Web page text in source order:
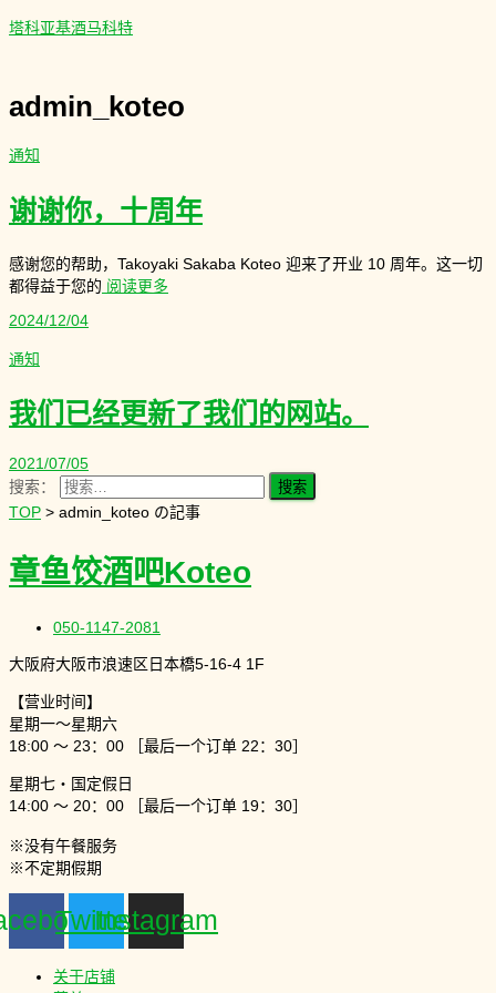
塔科亚基酒马科特
admin_koteo
通知
谢谢你，十周年
感谢您的帮助，Takoyaki Sakaba Koteo 迎来了开业 10 周年。这一切
都得益于您的 阅读更多
2024/12/04
通知
我们已经更新了我们的网站。
2021/07/05
搜索：
TOP > admin_koteo の記事
章鱼饺酒吧Koteo
050-1147-2081
大阪府大阪市浪速区日本橋5-16-4 1F
【营业时间】
星期一～星期六
18:00 ～ 23：00 ［最后一个订单 22：30］
星期七・国定假日
14:00 ～ 20：00 ［最后一个订单 19：30］
※没有午餐服务
※不定期假期
TwitterInstagram
关于店铺